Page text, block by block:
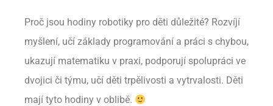
Proč jsou hodiny robotiky pro děti důležité? Rozvíjí
myšlení, učí základy programování a práci s chybou,
ukazují matematiku v praxi, podporují spolupráci ve
dvojici či týmu, učí děti trpělivosti a vytrvalosti. Děti
mají tyto hodiny v oblibě.